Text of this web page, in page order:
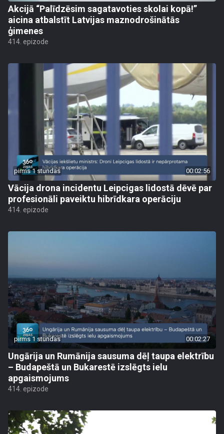
Akcijā “Palīdzēsim sagatavoties skolai kopā!”
aicina atbalstīt Latvijas maznodrošinātās
ģimenes
414. epizode
pirms 1 stundas 00:02:56
Vācija drona incidentu Leipcigas lidostā dēvē par
profesionāli paveiktu hibrīdkara operāciju
414. epizode
pirms 1 stundas 00:02:27
Ungārija un Rumānija sausuma dēļ taupa elektrību
– Budapeštā un Bukarestē izslēgts ielu
apgaismojums
414. epizode